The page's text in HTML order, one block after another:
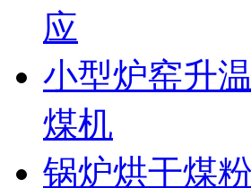
应
小型炉窑升
煤机
锅炉烘干煤